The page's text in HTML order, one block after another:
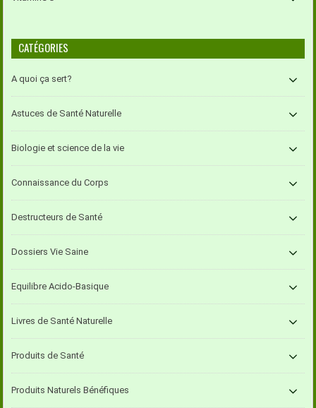
CATÉGORIES
A quoi ça sert?
Astuces de Santé Naturelle
Biologie et science de la vie
Connaissance du Corps
Destructeurs de Santé
Dossiers Vie Saine
Equilibre Acido-Basique
Livres de Santé Naturelle
Produits de Santé
Produits Naturels Bénéfiques